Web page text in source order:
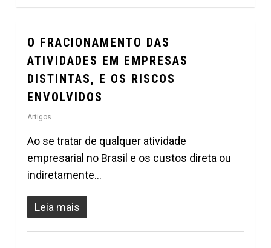
O FRACIONAMENTO DAS
ATIVIDADES EM EMPRESAS
DISTINTAS, E OS RISCOS
ENVOLVIDOS
Artigos
Ao se tratar de qualquer atividade
empresarial no Brasil e os custos direta ou
indiretamente…
Leia mais
0